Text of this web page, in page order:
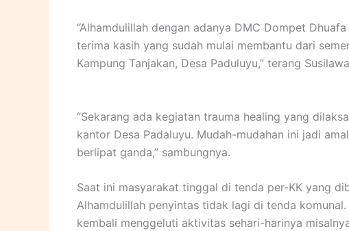
“Alhamdulillah dengan adanya DMC Dompet
terima kasih yang sudah mulai membantu dari
Kampung Tanjakan, Desa Paduluyu,” terang
“Sekarang ada kegiatan trauma healing yang
kantor Desa Padaluyu. Mudah-mudahan ini jadi
berlipat ganda,” sambungnya.
Saat ini masyarakat tinggal di tenda per-KK yang
Alhamdulillah penyintas tidak lagi di tenda
kembali menggeluti aktivitas sehari-harinya